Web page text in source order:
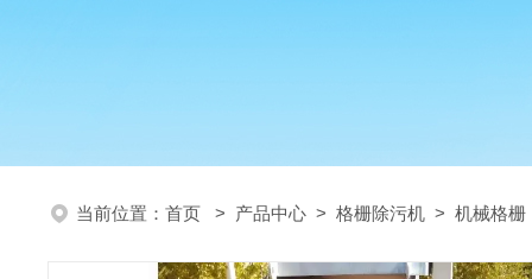
当前位置： 首页 > 产品中心 > 格栅除污机 > 机械格栅